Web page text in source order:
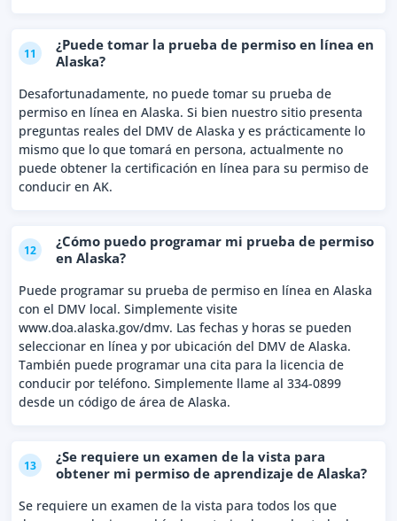
11
¿Puede tomar la prueba de permiso en línea en
Alaska?
Desafortunadamente, no puede tomar su prueba de
permiso en línea en Alaska. Si bien nuestro sitio presenta
preguntas reales del DMV de Alaska y es prácticamente lo
mismo que lo que tomará en persona, actualmente no
puede obtener la certificación en línea para su permiso de
conducir en AK.
12
¿Cómo puedo programar mi prueba de permiso
en Alaska?
Puede programar su prueba de permiso en línea en Alaska
con el DMV local. Simplemente visite
www.doa.alaska.gov/dmv. Las fechas y horas se pueden
seleccionar en línea y por ubicación del DMV de Alaska.
También puede programar una cita para la licencia de
conducir por teléfono. Simplemente llame al 334-0899
desde un código de área de Alaska.
13
¿Se requiere un examen de la vista para
obtener mi permiso de aprendizaje de Alaska?
Se requiere un examen de la vista para todos los que